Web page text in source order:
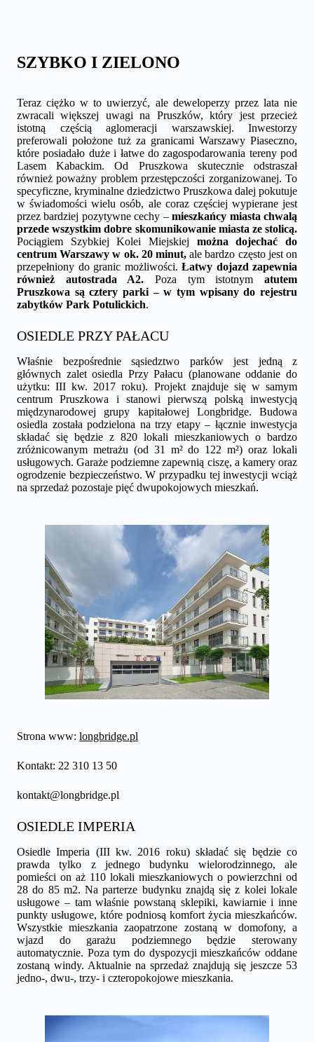
SZYBKO I ZIELONO
Teraz ciężko w to uwierzyć, ale deweloperzy przez lata nie
zwracali większej uwagi na Pruszków, który jest przecież
istotną częścią aglomeracji warszawskiej. Inwestorzy
preferowali położone tuż za granicami Warszawy Piaseczno,
które posiadało duże i łatwe do zagospodarowania tereny pod
Lasem Kabackim. Od Pruszkowa skutecznie odstraszał
również poważny problem przestępczości zorganizowanej. To
specyficzne, kryminalne dziedzictwo Pruszkowa dalej pokutuje
w świadomości wielu osób, ale coraz częściej wypierane jest
przez bardziej pozytywne cechy –mieszkańcy miasta chwalą
przede wszystkim dobre skomunikowanie miasta ze stolicą.
Pociągiem Szybkiej Kolei Miejskiej można dojechać
do
centrum Warszawy w ok. 20 minut, ale bardzo często jest on
przepełniony do granic możliwości. Łatwy dojazd zapewnia
również autostrada A2. Poza tym istotnymatutem
Pruszkowa są cztery parki – w tym wpisany do rejestru
zabytków Park Potulickich.
OSIEDLE PRZY PAŁACU
Właśnie bezpośrednie sąsiedztwo parków jest jedną z
głównych zalet osiedla Przy Pałacu (planowane oddanie do
użytku: III kw. 2017 roku). Projekt znajduje się w samym
centrum Pruszkowa i stanowi pierwszą polską inwestycją
międzynarodowej grupy kapitałowej Longbridge. Budowa
osiedla została podzielona na trzy etapy – łącznie inwestycja
składać się będzie z 820 lokali mieszkaniowych o bardzo
zróżnicowanym metrażu (od 31 m² do 122 m²) oraz lokali
usługowych. Garaże podziemne zapewnią ciszę, a kamery oraz
ogrodzenie bezpieczeństwo. W przypadku tej inwestycji wciąż
na sprzedaż pozostaje pięć dwupokojowych mieszkań.
Strona www: longbridge.pl
Kontakt: 22 310 13 50
kontakt@longbridge.pl
OSIEDLE IMPERIA
Osiedle Imperia (III kw. 2016 roku) składać się będzie co
prawda tylko z jednego budynku wielorodzinnego, ale
pomieści on aż 110 lokali mieszkaniowych o powierzchni od
28 do 85 m2. Na parterze budynku znajdą się z kolei lokale
usługowe – tam właśnie powstaną sklepiki, kawiarnie i inne
punkty usługowe, które podniosą komfort życia mieszkańców.
Wszystkie mieszkania zaopatrzone zostaną w domofony, a
wjazd do garażu podziemnego będzie sterowany
automatycznie. Poza tym do dyspozycji mieszkańców oddane
zostaną windy. Aktualnie na sprzedaż znajdują się jeszcze 53
jedno-, dwu-, trzy- i czteropokojowe mieszkania.